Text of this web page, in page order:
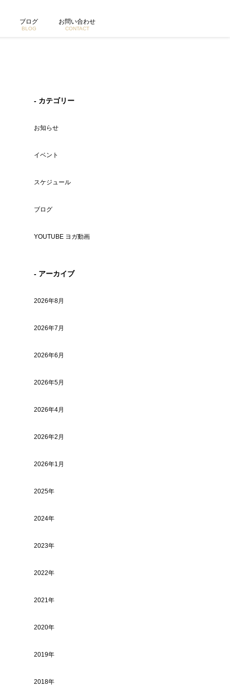
ブログ
BLOG
お問い合わせ
CONTACT
- カテゴリー
お知らせ
イベント
スケジュール
ブログ
YOUTUBE ヨガ動画
- アーカイブ
2026年8月
2026年7月
2026年6月
2026年5月
2026年4月
2026年2月
2026年1月
2025年
2024年
2023年
2022年
2021年
2020年
2019年
2018年